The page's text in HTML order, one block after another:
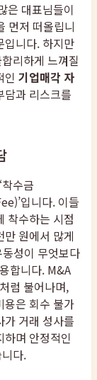
은 대표님들이
먼저 떠올립니
입니다. 하지만
리하게 느껴질
인 기업매각 자
담과 리스크를
수금
입니다. 이들
착수하는 시점
원에서 많게
성이 무엇보다
합니다. M&A
럼 불어나며,
용은 회수 불가
가 거래 성사를
며 안정적인
다.